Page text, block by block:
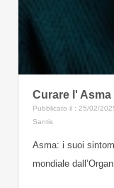
Curare l'
Pubblicato il : 25/02/
Santis
Asma: i suoi
mondiale